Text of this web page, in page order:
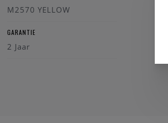
M2570 YELLOW
GARANTIE
2 Jaar